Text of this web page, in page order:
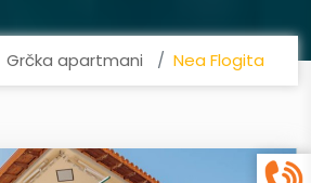
Grčka apartmani Nea Flogita